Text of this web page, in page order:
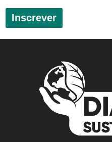
Inscrever